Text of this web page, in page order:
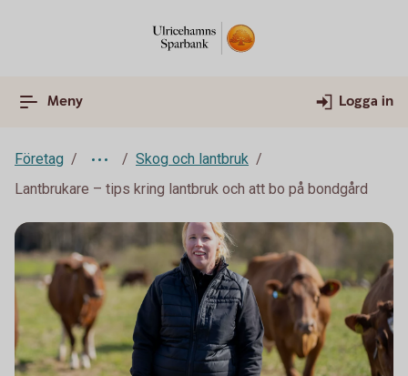
Meny Logga in
Företag
Skog och lantbruk
Lantbrukare – tips kring lantbruk och att bo på bondgård